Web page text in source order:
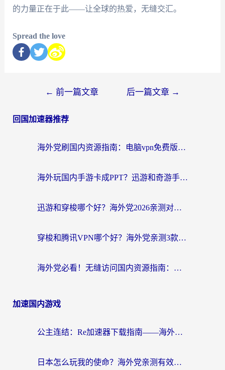
的力量正在于此——让全球的热爱，无缝交汇。
Spread the love
← 前一篇文章 后一篇文章 →
回国加速器推荐
海外党刷国内资源指南：电脑vpn免费版真的能用吗？选对加速器才是关键
海外玩国内手游卡成PPT？迅游和奇游手游哪个好？附真实VPN评测及番茄加速器体验
迅游和穿梭哪个好？海外党2026亲测对比+免费vs付费选择指南，附番茄加速器实测体验
穿梭和腾讯VPN哪个好？海外党亲测3款热门回国加速器，附避坑指南
海外党必看！无缝访问国内资源指南：从vpn官网下载到加速器选择（附番茄实测）
加速国内游戏
公主连结：Re加速器下载指南——海外党不再错过国服活动的秘密武器
日本怎么玩我的使命？海外党亲测有效的国服游戏加速指南（附避坑技巧）